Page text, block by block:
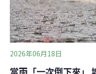
架太空梭或自由女神像
2026年06月18日
當雨「一次倒下來」